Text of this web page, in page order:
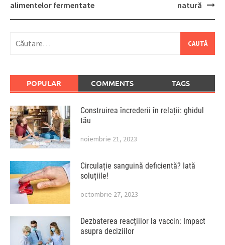
alimentelor fermentate
natură
după:
POPULAR COMMENTS TAGS
Construirea încrederii în relații: ghidul
tău
noiembrie 21, 2023
Circulație sanguină deficientă? Iată
soluțiile!
octombrie 27, 2023
Dezbaterea reacțiilor la vaccin: Impact
asupra deciziilor